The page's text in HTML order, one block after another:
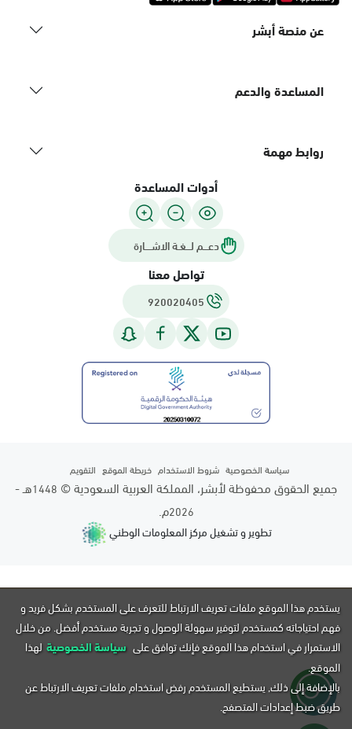
عن منصة أبشر
المساعدة والدعم
روابط مهمة
أدوات المساعدة
دعـــم لـــغـة الاشــــارة
تواصل معنا
920020405
سياسة الخصوصية شروط الاستخدام خريطة الموقع التقويم
جميع الحقوق محفوظة لأبشر، المملكة العربية السعودية © 1448هـ -
2026م.
تطوير و تشغيل مركز المعلومات الوطني
يستخدم هذا الموقع ملفات تعريف الارتباط للتعرف على المستخدم بشكل فريد و
فهم احتياجاته كمستخدم لتوفير سهولة الوصول و تجربة مستخدم أفضل. من خلال
الاستمرار في استخدام هذا الموقع فإنك توافق على سياسة الخصوصية لهذا
الموقع.
بالإضافة إلى ذلك, يستطيع المستخدم رفض استخدام ملفات تعريف الارتباط عن
طريق ضبط إعدادات المتصفح.